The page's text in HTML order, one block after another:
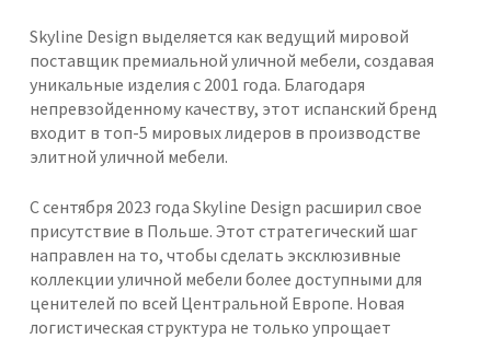
Skyline Design выделяется как ведущий мировой
поставщик премиальной уличной мебели, создавая
уникальные изделия с 2001 года. Благодаря
непревзойденному качеству, этот испанский бренд
входит в топ-5 мировых лидеров в производстве
элитной уличной мебели.
С сентября 2023 года Skyline Design расширил свое
присутствие в Польше. Этот стратегический шаг
направлен на то, чтобы сделать эксклюзивные
коллекции уличной мебели более доступными для
ценителей по всей Центральной Европе. Новая
логистическая структура не только упрощает